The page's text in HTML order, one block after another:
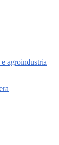
agroindustria